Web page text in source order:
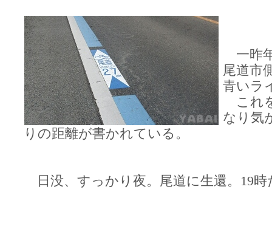
一昨
尾道市
青いラ
これ
なり気
りの距離が書かれている。
日没、すっかり夜。尾道に生還。19時